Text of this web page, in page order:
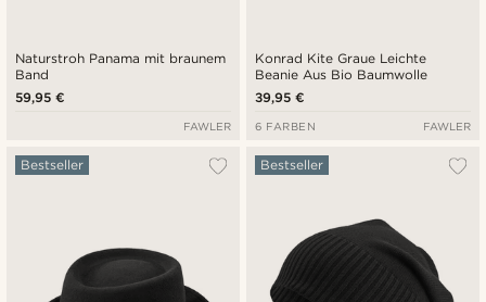
Naturstroh Panama mit braunem
Band
59,95 €
FAWLER
Konrad Kite Graue Leichte
Beanie Aus Bio Baumwolle
39,95 €
6 FARBEN FAWLER
Bestseller Bestseller